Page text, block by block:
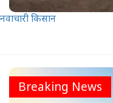
नवाचारी किसान
Breaking News